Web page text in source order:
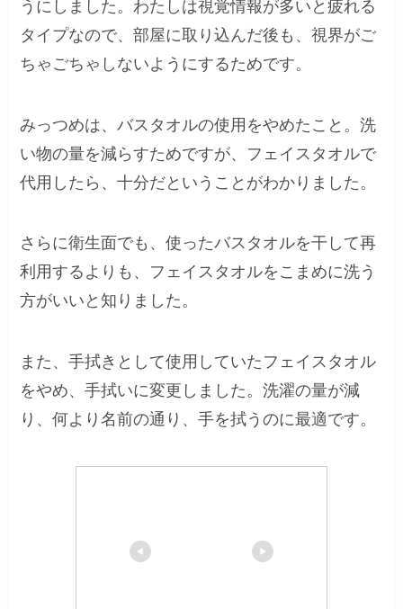
うにしました。わたしは視覚情報が多いと疲れる
タイプなので、部屋に取り込んだ後も、視界がご
ちゃごちゃしないようにするためです。
みっつめは、バスタオルの使用をやめたこと。洗
い物の量を減らすためですが、フェイスタオルで
代用したら、十分だということがわかりました。
さらに衛生面でも、使ったバスタオルを干して再
利用するよりも、フェイスタオルをこまめに洗う
方がいいと知りました。
また、手拭きとして使用していたフェイスタオル
をやめ、手拭いに変更しました。洗濯の量が減
り、何より名前の通り、手を拭うのに最適です。